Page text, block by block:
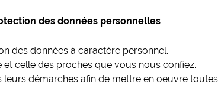
des données personnelles
des données à caractère personnel.
celle des proches que vous nous confiez.
leurs démarches afin de mettre en oeuvre toutes